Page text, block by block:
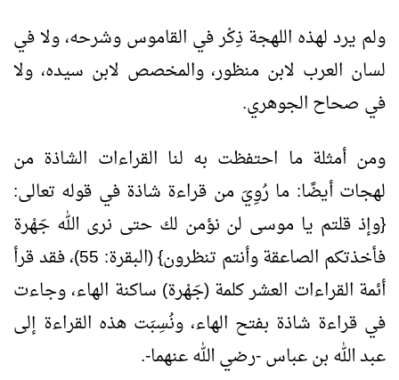
ولم يرد لهذه اللهجة ذِكْر في القاموس وشرحه، ولا في
لسان العرب لابن منظور، والمخصص لابن سيده، ولا
في صحاح الجوهري.
ومن أمثلة ما احتفظت به لنا القراءات الشاذة من
لهجات أيضًا: ما رُوِيَ من قراءة شاذة في قوله تعالى:
{وإذ قلتم يا موسى لن نؤمن لك حتى نرى الله جَهْرة
فأخذتكم الصاعقة وأنتم تنظرون} (البقرة: 55)، فقد قرأ
أئمة القراءات العشر كلمة (جَهْرة) ساكنة الهاء، وجاءت
في قراءة شاذة بفتح الهاء، ونُسِبَت هذه القراءة إلى
عبد الله بن عباس -رضي الله عنهما-.